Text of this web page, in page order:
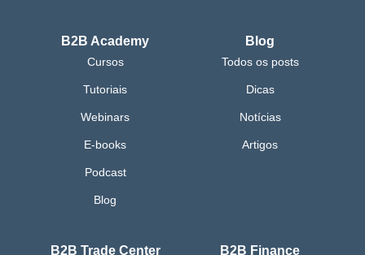
B2B Academy
Cursos
Tutoriais
Webinars
E-books
Podcast
Blog
Blog
Todos os posts
Dicas
Notícias
Artigos
B2B Trade Center B2B Finance